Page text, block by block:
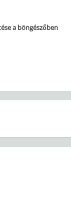
a böngészőben